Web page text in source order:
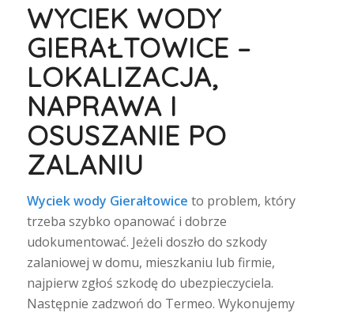
WYCIEK WODY
GIERAŁTOWICE –
LOKALIZACJA,
NAPRAWA I
OSUSZANIE PO
ZALANIU
Wyciek wody Gierałtowice to problem, który
trzeba szybko opanować i dobrze
udokumentować. Jeżeli doszło do szkody
zalaniowej w domu, mieszkaniu lub firmie,
najpierw zgłoś szkodę do ubezpieczyciela.
Następnie zadzwoń do Termeo. Wykonujemy